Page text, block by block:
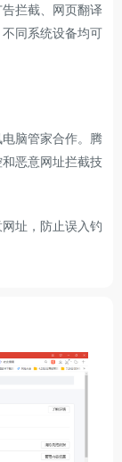
拦截、网页翻译
同系统设备均可
脑管家合作。腾
恶意网址拦截技
址，防止误入钓